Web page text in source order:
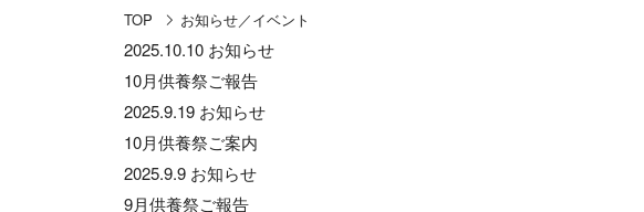
TOP お知らせ／イベント
2025.10.10 お知らせ
10月供養祭ご報告
2025.9.19 お知らせ
10月供養祭ご案内
2025.9.9 お知らせ
9月供養祭ご報告